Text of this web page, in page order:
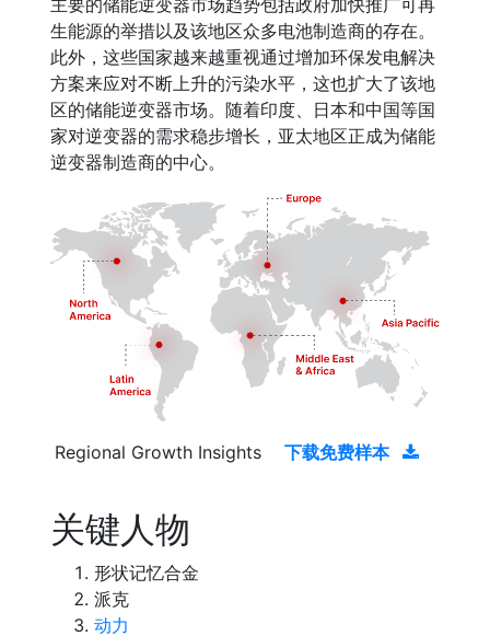
主要的储能逆变器市场趋势包括政府加快推广可再
生能源的举措以及该地区众多电池制造商的存在。
此外，这些国家越来越重视通过增加环保发电解决
方案来应对不断上升的污染水平，这也扩大了该地
区的储能逆变器市场。随着印度、日本和中国等国
家对逆变器的需求稳步增长，亚太地区正成为储能
逆变器制造商的中心。
Regional Growth Insights 下载免费样本
关键人物
形状记忆合金
派克
动力